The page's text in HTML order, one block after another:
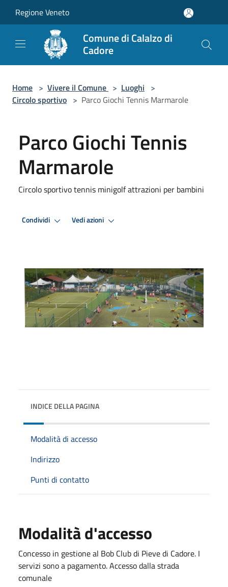
Regione Veneto
Comune di Calalzo di
Cadore
Home > Vivere il Comune > Luoghi >
Circolo sportivo > Parco Giochi Tennis Marmarole
Parco Giochi Tennis
Marmarole
Circolo sportivo tennis minigolf attrazioni per bambini
Condividi Vedi azioni
INDICE DELLA PAGINA
Modalità di accesso
Indirizzo
Punti di contatto
Modalità d'accesso
Concesso in gestione al Bob Club di Pieve di Cadore. I
servizi sono a pagamento. Accesso dalla strada
comunale